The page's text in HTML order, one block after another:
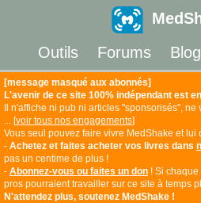
Outils Forums Blog
[message masqué aux abonnés]
L'avenir de ce site 100% indépendant est
Il n'affiche ni pub ni articles "sponsorisés",
... [voir tous nos engagements]
Vous seul pouvez faire vivre MedShake et lui
- Achetez et faites acheter vos livres dans
pas un centime de plus !
- Abonnez-vous ou faites un don ! Si
pros pourraient travailler sur ce site à temps
N'attendez plus, soutenez MedShake !